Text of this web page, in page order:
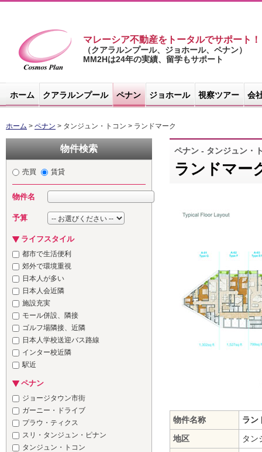
コスモスプラ
マレーシア不動産をトータルでサポート！
（クアラルンプール、ジョホール、ペナン）
MM2Hは24年の実績、留学もサポート
ホーム クアラルンプール ペナン ジョホール 視察ツアー 会
ホーム > ペナン > タンジュン・トコン > ランドマーク
物件検索
売買 賃貸
物件名
予算
ライフスタイル
都市で生活便利
郊外で環境重視
日本人が多い
日本人会近隣
施設充実
モール併設、隣接
ゴルフ場隣接、近隣
日本人学校送迎バス路線
インター校近隣
駅近
ペナン
ジョージタウン市街
ガーニー・ドライブ
プラウ・ティクス
スリ・タンジュン・ピナン
タンジュン・トコン
ペナン - タンジュン・
ランドマー
物件名称
ラン
地区
タン